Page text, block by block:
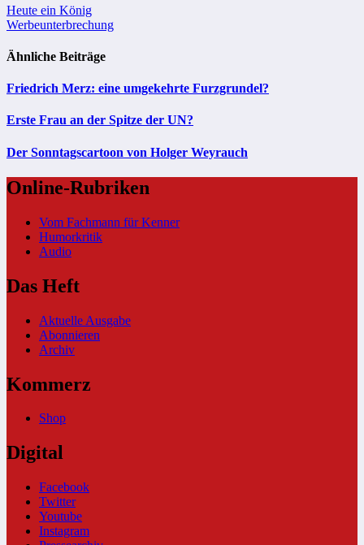
Beitragsnavigation
Heute ein König
Werbeunterbrechung
Ähnliche Beiträge
Friedrich Merz: eine umgekehrte Furzgrundel?
Erste Frau an der Spitze der UN?
Der Sonntagscartoon von Holger Weyrauch
Online-Rubriken
Vom Fachmann für Kenner
Humorkritik
Audio
Das Heft
Aktuelle Ausgabe
Abonnieren
Archiv
Kommerz
Shop
Digital
Facebook
Twitter
Youtube
Instagram